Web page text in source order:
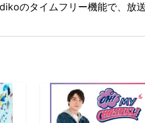
のタイムフリー機能で、放